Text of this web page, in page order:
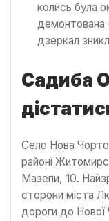
колись була
демонтована
дзеркал
Садиба
Село Нова
районі
Мазепи, 10.
сторони міста
дороги до Нової